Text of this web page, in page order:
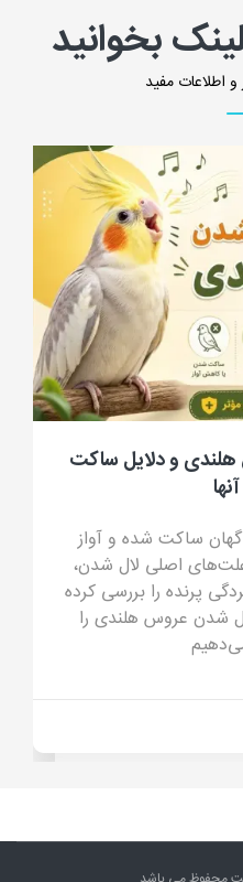
بخوانید
و اطلاعات مفید
علت، تشخیص، درمان
گوش گربه
مقاله جامع با علائم
قهوه)، دلایل انتقال،
مدرن درمان قطعی
شوید.